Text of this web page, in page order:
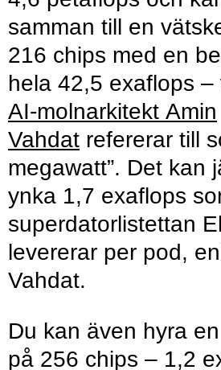
samman till en
216 chips med en
hela 42,5 exaflops –
AI-molnarkitekt Amin
Vahdat refererar till
megawatt”. Det kan
ynka 1,7 exaflops
superdatorlistettan
levererar per pod,
Vahdat.
Du kan även hyra
på 256 chips – 1,2